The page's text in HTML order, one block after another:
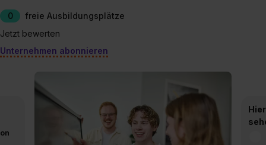
0
freie Ausbildungsplätze
Jetzt bewerten
Unternehmen abonnieren